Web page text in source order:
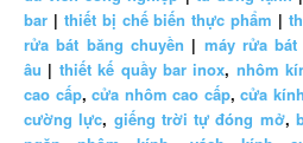
bar | thiết bị chế biến thực phẩm |
rửa bát băng chuyền | máy rửa
âu | thiết kế quầy bar inox, nhôm
cao cấp, cửa nhôm cao cấp, cửa
cường lực, giếng trời tự đóng mở,